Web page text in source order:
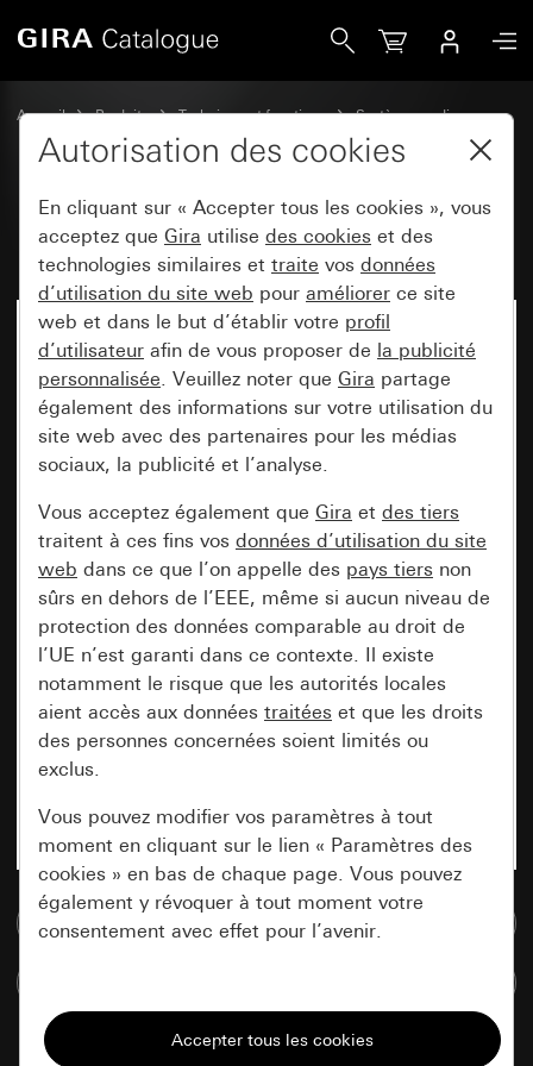
Accueil Produits Technique et fonctions
Systèmes radio
autres systèmes radio
Émetteur mural Bluetooth® 1x
Accéder à la base de données de médias
Autorisation des cookies
En cliquant sur « Accepter tous les cookies », vous
acceptez que Gira utilise des cookies et des
technologies similaires et traite vos données
d’utilisation du site web pour améliorer ce site
web et dans le but d’établir votre profil
d’utilisateur afin de vous proposer de la publicité
personnalisée. Veuillez noter que Gira partage
également des informations sur votre utilisation du
site web avec des partenaires pour les médias
sociaux, la publicité et l’analyse.
Vous acceptez également que Gira et des tiers
traitent à ces fins vos données d’utilisation du site
web dans ce que l’on appelle des pays tiers non
sûrs en dehors de l’EEE, même si aucun niveau de
protection des données comparable au droit de
l’UE n’est garanti dans ce contexte. Il existe
notamment le risque que les autorités locales
aient accès aux données traitées et que les droits
des personnes concernées soient limités ou
exclus.
Vous pouvez modifier vos paramètres à tout
moment en cliquant sur le lien « Paramètres des
cookies » en bas de chaque page. Vous pouvez
également y révoquer à tout moment votre
consentement avec effet pour l’avenir.
Tous les cookies dont nous avons besoin pour